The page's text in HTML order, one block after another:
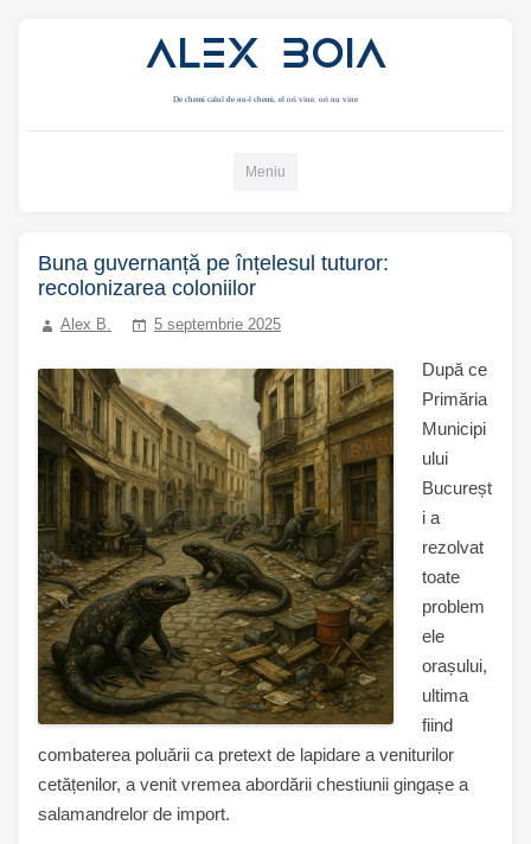
Alex Boia
De chemi calul de nu-l chemi, el ori vine. ori nu vine
Meniu
Buna guvernanță pe înțelesul tuturor:
recolonizarea coloniilor
Alex B. 5 septembrie 2025
După ce
Primăria
Municipi
ului
Bucureșt
i a
rezolvat
toate
problem
ele
orașului,
ultima
fiind
combaterea poluării ca pretext de lapidare a veniturilor
cetățenilor, a venit vremea abordării chestiunii gingașe a
salamandrelor de import.